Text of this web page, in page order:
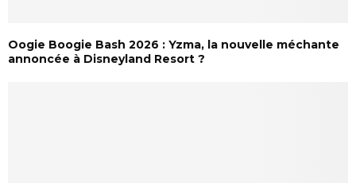
Oogie Boogie Bash 2026 : Yzma, la nouvelle méchante
annoncée à Disneyland Resort ?